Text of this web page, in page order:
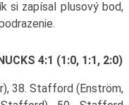
si zapísal plusový bod,
4:1 (1:0, 1:1, 2:0)
38. Stafford (Enström,